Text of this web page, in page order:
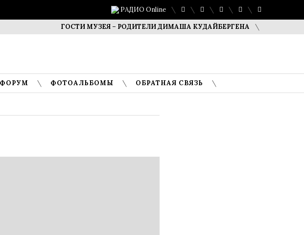
РАДИО Online
ГОСТИ МУЗЕЯ – РОДИТЕЛИ ДИМАША КУДАЙБЕРГЕНА САФУАН
ФОРУМ ФОТОАЛЬБОМЫ ОБРАТНАЯ СВЯЗЬ